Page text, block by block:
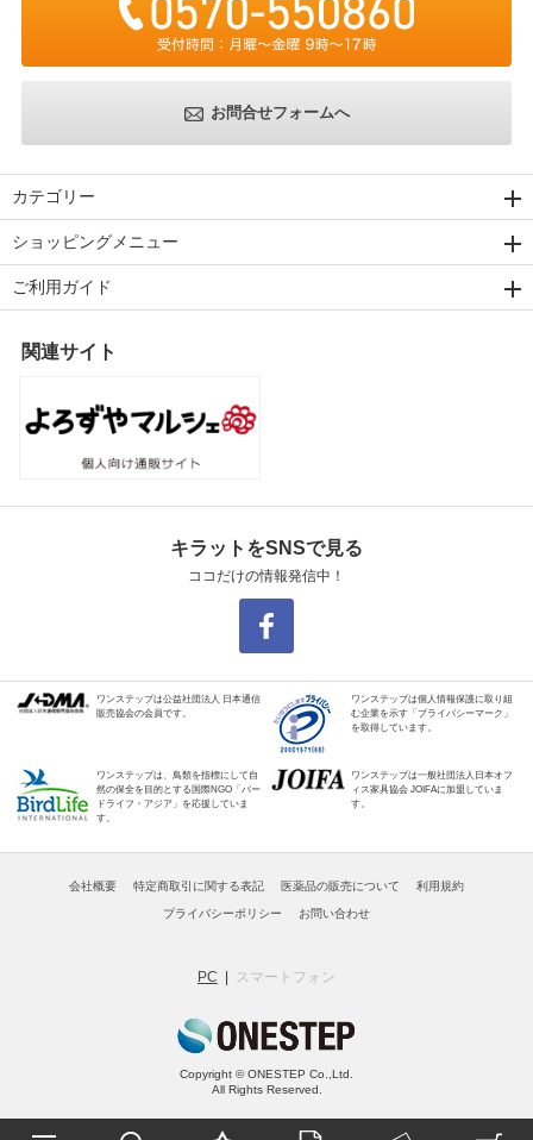
お問合せフォームへ
カテゴリー
ショッピングメニュー
ご利用ガイド
関連サイト
キラットをSNSで見る
ココだけの情報発信中！
ワンステップは公益社団法人 日本通信
販売協会の会員です。
ワンステップは個人情報保護に取り組
む企業を示す「プライバシーマーク」
を取得しています。
ワンステップは、鳥類を指標にして自
然の保全を目的とする国際NGO「バー
ドライフ・アジア」を応援していま
す。
ワンステップは一般社団法人日本オフ
ィス家具協会 JOIFAに加盟していま
す。
会社概要 特定商取引に関する表記 医薬品の販売について 利用規約
プライバシーポリシー お問い合わせ
PC スマートフォン
Copyright © ONESTEP Co.,Ltd.
All Rights Reserved.